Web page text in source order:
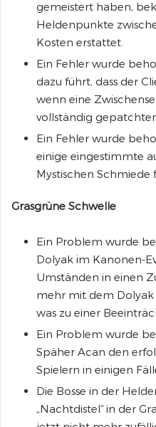
gemeistert haben,
Heldenpunkte
Kosten erstattet.
Ein Fehler wurde
dazu führt, dass der
wenn eine
vollständig
Ein Fehler wurde
einige eingestimmte
Mystischen Schmiede
Grasgrüne Schwelle
Ein Problem wurde
Dolyak im Kanonen-
Umständen in einen
mehr mit dem
was zu einer
Ein Problem wurde
Späher Acan den
Spielern in einigen
Die Bosse in der
„Nachtdistel“ in der